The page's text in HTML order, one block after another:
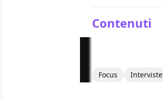
Contenuti
Focus Interviste